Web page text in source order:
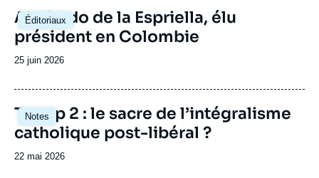
Éditoriaux
Image
principale
Abelardo de la Espriella, élu
président en Colombie
Date
publication
25 juin 2026
Notes
Image
principale
Trump 2 : le sacre de l’intégralisme
catholique post-libéral ?
Date
22 mai 2026